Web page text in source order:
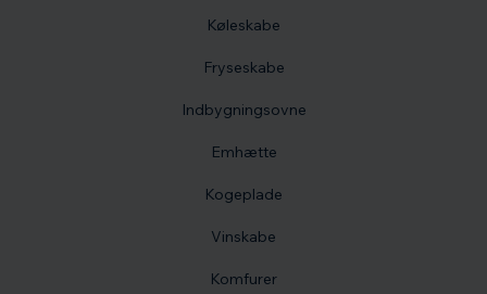
Køleskabe
Fryseskabe
Indbygningsovne
Emhætte
Kogeplade
Vinskabe
Komfurer